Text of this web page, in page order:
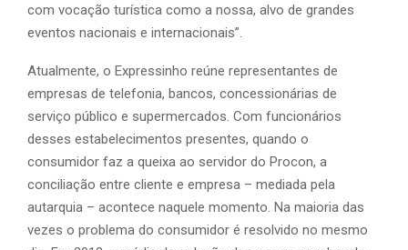
com vocação turística como a nossa, alvo de grandes
eventos nacionais e internacionais”.
Atualmente, o Expressinho reúne representantes de
empresas de telefonia, bancos, concessionárias de
serviço público e supermercados. Com funcionários
desses estabelecimentos presentes, quando o
consumidor faz a queixa ao servidor do Procon, a
conciliação entre cliente e empresa – mediada pela
autarquia – acontece naquele momento. Na maioria das
vezes o problema do consumidor é resolvido no mesmo